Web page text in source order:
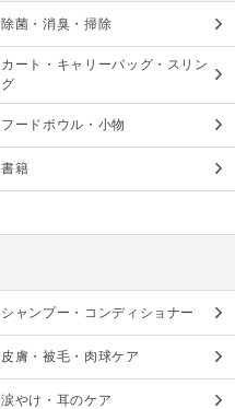
除菌・消臭・掃除
カート・キャリーバッグ・スリン
グ
フードボウル・小物
書籍
シャンプー・コンディショナー
皮膚・被毛・肉球ケア
涙やけ・耳のケア